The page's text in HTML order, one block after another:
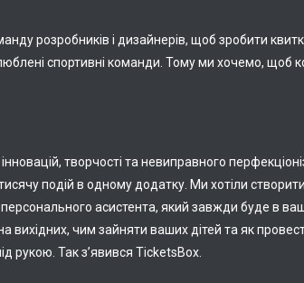
розробників і дизайнерів, щоб зробити
спортивні команди. Тому ми хочемо,
творчості та невиправного
подій в одному додатку. Ми хотіли
асистента, який завжди буде в
вихідних, чим зайняти ваших дітей та як
рукою. Так з’явився TicketsBox.